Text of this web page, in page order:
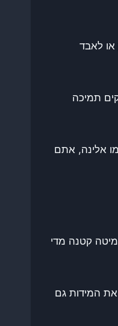
או לאבד
תמיכה
אלינה, אתם
קטנה מדי
את המידות גם